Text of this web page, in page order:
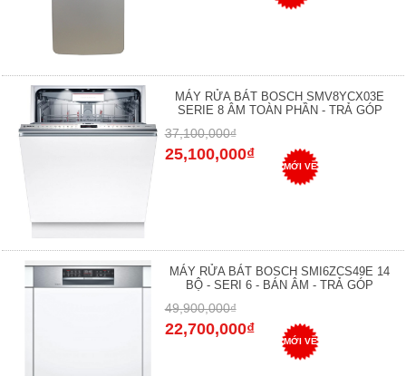
MÁY RỬA BÁT BOSCH SMV8YCX03E
SERIE 8 ÂM TOÀN PHẦN - TRẢ GÓP
37,100,000₫
25,100,000₫
MỚI VỀ
MÁY RỬA BÁT BOSCH SMI6ZCS49E 14
BỘ - SERI 6 - BÁN ÂM - TRẢ GÓP
49,900,000₫
22,700,000₫
MỚI VỀ